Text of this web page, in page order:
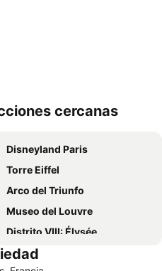
cercanas
Disneyland Paris
Torre Eiffel
Arco del Triunfo
Museo del Louvre
Distrito VIII: Élysée
St-Germain-des-Prés